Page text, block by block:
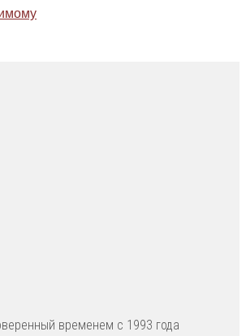
временем с 1993 года